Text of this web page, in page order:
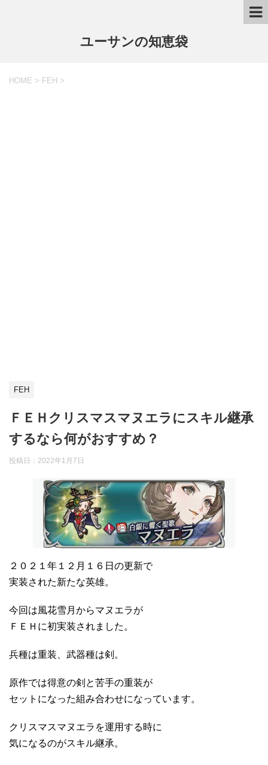
ユーサンの知恵袋
HOME > FEH >
FEH
ＦＥＨクリスマスマヌエラにスキル継承
するなら何がおすすめ？
投稿日： 2022年1月7日
２０２１年１２月１６日の更新で
実装された新たな英雄。
今回は風花雪月からマヌエラが
ＦＥＨに初実装されました。
兵種は重装、武器種は剣。
原作では得意の剣と苦手の重装が
セットになった組み合わせになっています。
クリスマスマヌエラを運用する時に
気になるのがスキル継承。